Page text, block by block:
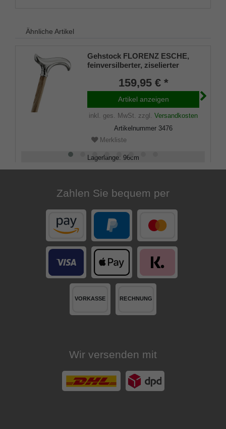
Ähnliche Artikel
Gehstock FLORENZ ESCHE,
feinversilberter, ziselierter
gewachstem Eschenholz zart
geflammt, inklusive passendem
Gummipuffer
159,95 € *
Artikel anzeigen
inkl. ges. MwSt. zzgl. Versandkosten
Artikelnummer 3476
Merkliste
Lagerlänge: 96cm
Zahlen Sie bequem per
Wir versenden mit